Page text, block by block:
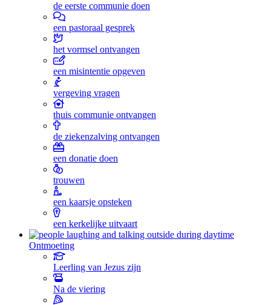
de eerste communie doen
een pastoraal gesprek
het vormsel ontvangen
een misintentie opgeven
vergeving vragen
thuis communie ontvangen
de ziekenzalving ontvangen
een donatie doen
trouwen
een kaarsje opsteken
een kerkelijke uitvaart
Ontmoeting
Leerling van Jezus zijn
Na de viering